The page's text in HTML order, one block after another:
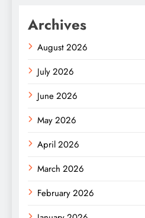
Archives
August 2026
July 2026
June 2026
May 2026
April 2026
March 2026
February 2026